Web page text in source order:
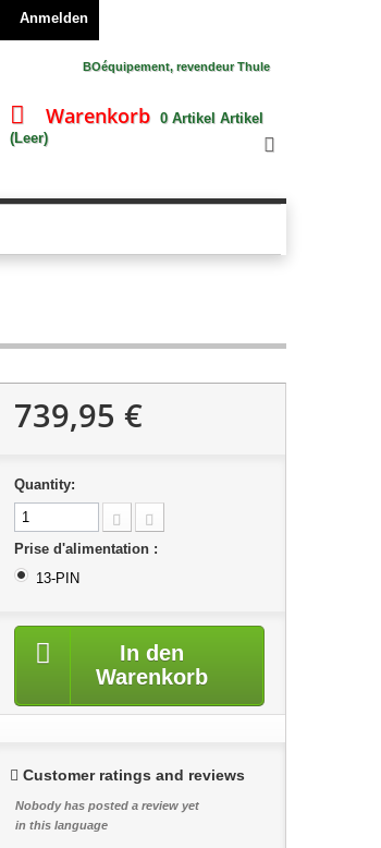
Anmelden
BOéquipement, revendeur Thule
Warenkorb 0 Artikel Artikel
(Leer)
739,95 €
Quantity:
Prise d'alimentation :
13-PIN
In den
Warenkorb
Customer ratings and reviews
Nobody has posted a review yet
in this language